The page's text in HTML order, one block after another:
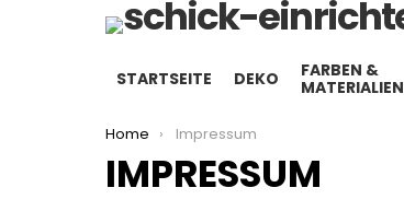
STARTSEITE DEKO
FARBEN &
MATERIALIEN
You are here:
Home Impressum
IMPRESSUM